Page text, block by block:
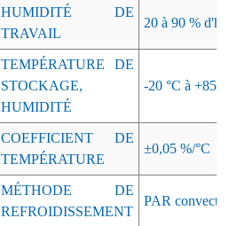
HUMIDITÉ DE
TRAVAIL
20 à 90 %
TEMPÉRATURE DE
STOCKAGE,
HUMIDITÉ
-20 °C à +85
COEFFICIENT DE
TEMPÉRATURE
±0,05 %/°C
MÉTHODE DE
REFROIDISSEMENT
PAR